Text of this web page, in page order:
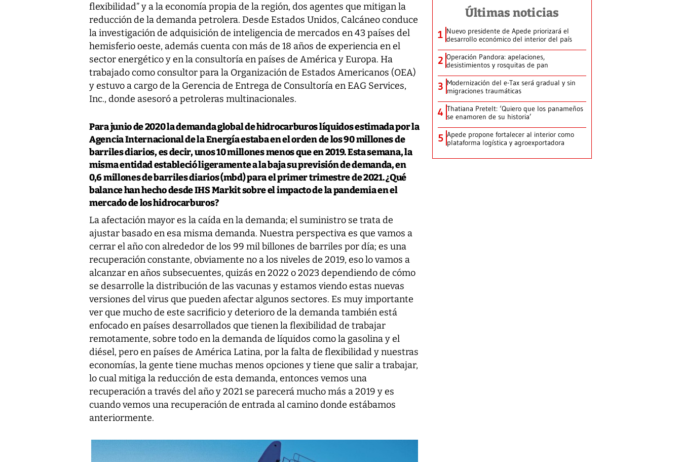
flexibilidad” y a la economía propia de la región, dos agentes que mitigan la
reducción de la demanda petrolera. Desde Estados Unidos, Calcáneo conduce
la investigación de adquisición de inteligencia de mercados en 43 países del
hemisferio oeste, además cuenta con más de 18 años de experiencia en el
sector energético y en la consultoría en países de América y Europa. Ha
trabajado como consultor para la Organización de Estados Americanos (OEA)
y estuvo a cargo de la Gerencia de Entrega de Consultoría en EAG Services,
Inc., donde asesoró a petroleras multinacionales.
Para junio de 2020 la demanda global de hidrocarburos líquidos estimada por la
Agencia Internacional de la Energía estaba en el orden de los 90 millones de
barriles diarios, es decir, unos 10 millones menos que en 2019. Esta semana, la
misma entidad estableció ligeramente a la baja su previsión de demanda, en
0,6 millones de barriles diarios (mbd) para el primer trimestre de 2021. ¿Qué
balance han hecho desde IHS Markit sobre el impacto de la pandemia en el
mercado de los hidrocarburos?
La afectación mayor es la caída en la demanda; el suministro se trata de
ajustar basado en esa misma demanda. Nuestra perspectiva es que vamos a
cerrar el año con alrededor de los 99 mil billones de barriles por día; es una
recuperación constante, obviamente no a los niveles de 2019, eso lo vamos a
alcanzar en años subsecuentes, quizás en 2022 o 2023 dependiendo de cómo
se desarrolle la distribución de las vacunas y estamos viendo estas nuevas
versiones del virus que pueden afectar algunos sectores. Es muy importante
ver que mucho de este sacrificio y deterioro de la demanda también está
enfocado en países desarrollados que tienen la flexibilidad de trabajar
remotamente, sobre todo en la demanda de líquidos como la gasolina y el
diésel, pero en países de América Latina, por la falta de flexibilidad y nuestras
economías, la gente tiene muchas menos opciones y tiene que salir a trabajar,
lo cual mitiga la reducción de esta demanda, entonces vemos una
recuperación a través del año y 2021 se parecerá mucho más a 2019 y es
cuando vemos una recuperación de entrada al camino donde estábamos
anteriormente.
Últimas noticias
1 Nuevo presidente de Apede priorizará el
desarrollo económico del interior del país
2 Operación Pandora: apelaciones,
desistimientos y rosquitas de pan
3 Modernización del e-Tax será gradual y sin
migraciones traumáticas
4 Thatiana Pretelt: ‘Quiero que los panameños
se enamoren de su historia’
5 Apede propone fortalecer al interior como
plataforma logística y agroexportadora